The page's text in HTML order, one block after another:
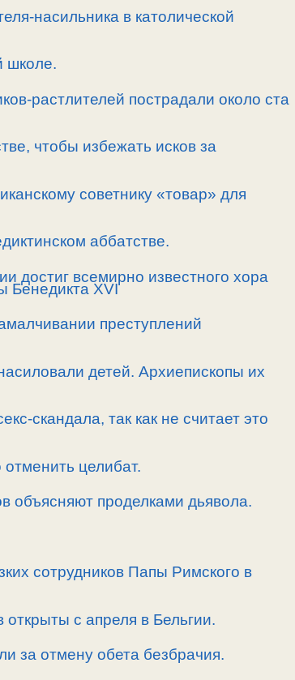
насильника в католической
школе.
растлителей пострадали около ста
чтобы избежать исков за
советнику «товар» для
аббатстве.
достиг всемирно известного хора
Бенедикта XVI
преступлений
детей. Архиепископы их
скандала, так как не считает это
целибат.
объясняют проделками дьявола.
сотрудников Папы Римского в
с апреля в Бельгии.
за отмену обета безбрачия.